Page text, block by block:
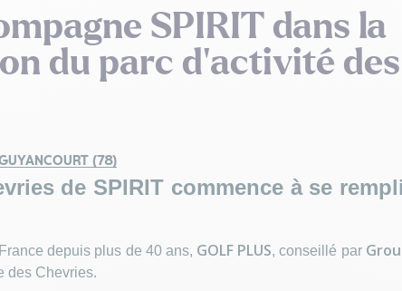
SPIRIT dans la
du parc d’activité des
(78)
de SPIRIT commence à se
depuis plus de 40 ans, GOLF PLUS, conseillé par
des Chevries.